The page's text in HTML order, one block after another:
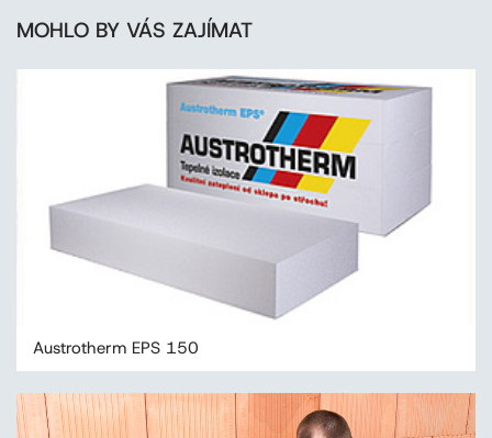
MOHLO BY VÁS ZAJÍMAT
Austrotherm EPS 150